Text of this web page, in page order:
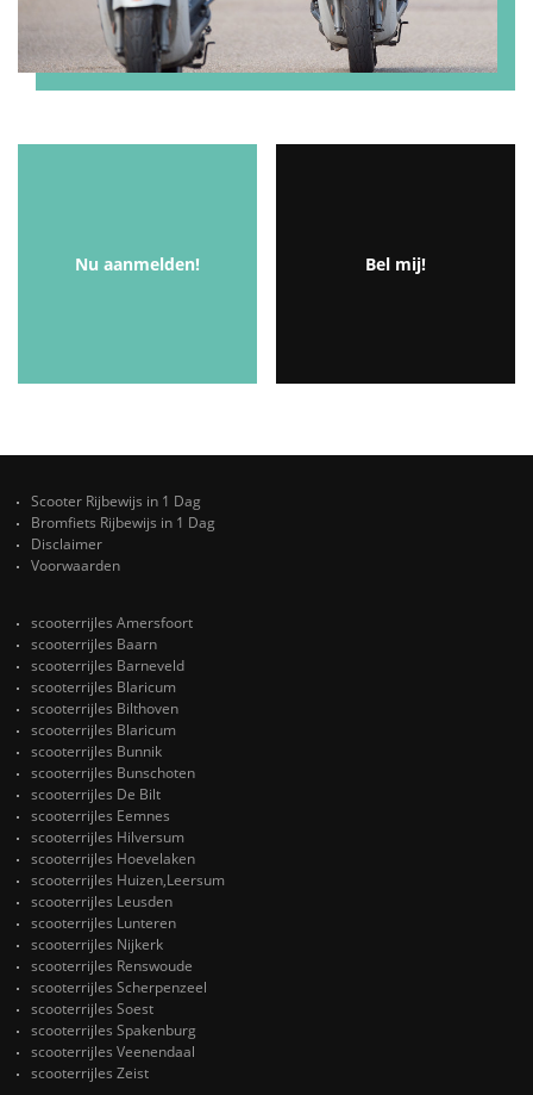
Nu aanmelden! Bel mij!
Scooter Rijbewijs in 1 Dag
Bromfiets Rijbewijs in 1 Dag
Disclaimer
Voorwaarden
scooterrijles Amersfoort
scooterrijles Baarn
scooterrijles Barneveld
scooterrijles Blaricum
scooterrijles Bilthoven
scooterrijles Blaricum
scooterrijles Bunnik
scooterrijles Bunschoten
scooterrijles De Bilt
scooterrijles Eemnes
scooterrijles Hilversum
scooterrijles Hoevelaken
scooterrijles Huizen,Leersum
scooterrijles Leusden
scooterrijles Lunteren
scooterrijles Nijkerk
scooterrijles Renswoude
scooterrijles Scherpenzeel
scooterrijles Soest
scooterrijles Spakenburg
scooterrijles Veenendaal
scooterrijles Zeist